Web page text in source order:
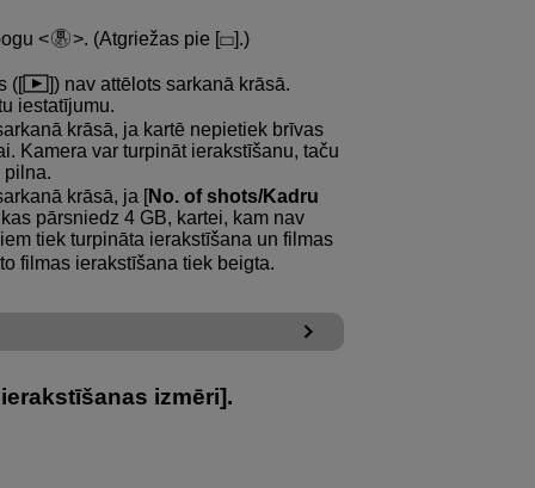
. (Atgriežas pie [
].)
([
]) nav attēlots sarkanā krāsā.
iestatījumu.
krāsā, ja kartē nepietiek brīvas
Kamera var turpināt ierakstīšanu, taču
pilna.
krāsā, ja [No. of shots/Kadru
pārsniedz 4 GB, kartei, kam nav
tiek turpināta ierakstīšana un filmas
filmas ierakstīšana tiek beigta.
izmēri].